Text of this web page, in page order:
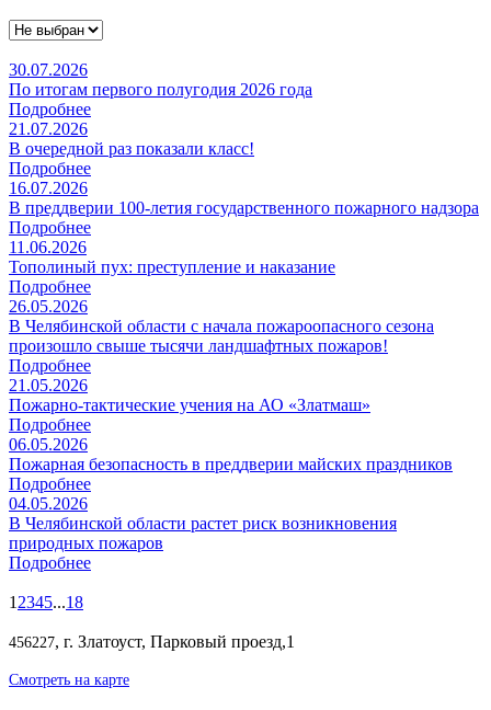
30.07.2026
По итогам первого полугодия 2026 года
Подробнее
21.07.2026
В очередной раз показали класс!
Подробнее
16.07.2026
В преддверии 100-летия государственного пожарного надзора
Подробнее
11.06.2026
Тополиный пух: преступление и наказание
Подробнее
26.05.2026
В Челябинской области с начала пожароопасного сезона
произошло свыше тысячи ландшафтных пожаров!
Подробнее
21.05.2026
Пожарно-тактические учения на АО «Златмаш»
Подробнее
06.05.2026
Пожарная безопасность в преддверии майских праздников
Подробнее
04.05.2026
В Челябинской области растет риск возникновения
природных пожаров
Подробнее
1 2345...18
456227, г. Златоуст, Парковый проезд,1
Смотреть на карте